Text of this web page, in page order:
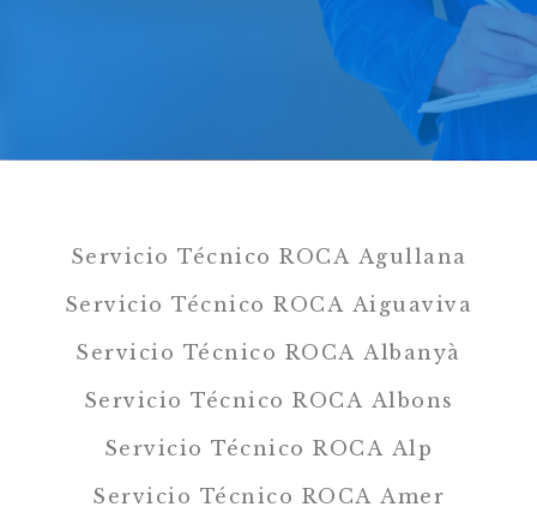
Servicio Técnico ROCA Agullana
Servicio Técnico ROCA Aiguaviva
Servicio Técnico ROCA Albanyà
Servicio Técnico ROCA Albons
Servicio Técnico ROCA Alp
Servicio Técnico ROCA Amer